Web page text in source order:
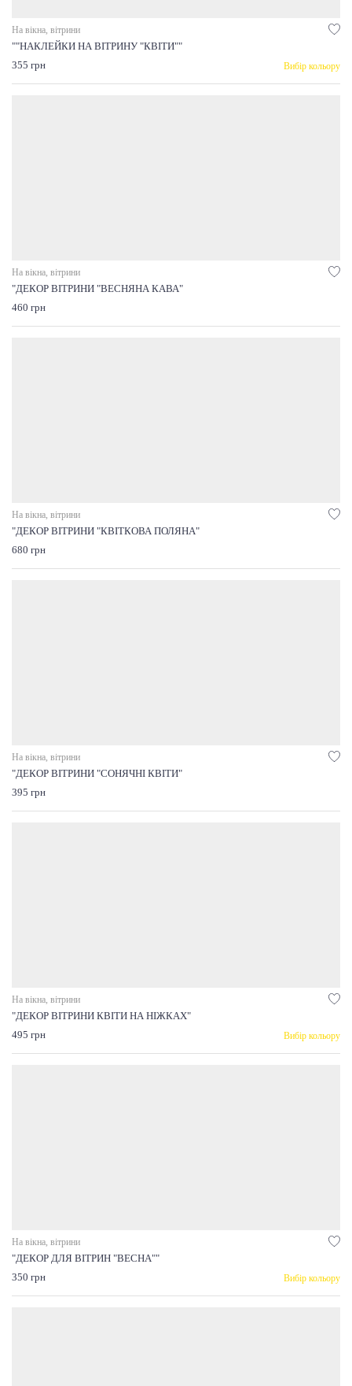
На вікна, вітрини
""НАКЛЕЙКИ НА ВІТРИНУ "КВІТИ""
355 грн
Вибір кольору
На вікна, вітрини
"ДЕКОР ВІТРИНИ "ВЕСНЯНА КАВА"
460 грн
На вікна, вітрини
"ДЕКОР ВІТРИНИ "КВІТКОВА ПОЛЯНА"
680 грн
На вікна, вітрини
"ДЕКОР ВІТРИНИ "СОНЯЧНІ КВІТИ"
395 грн
На вікна, вітрини
"ДЕКОР ВІТРИНИ КВІТИ НА НІЖКАХ"
495 грн
Вибір кольору
На вікна, вітрини
"ДЕКОР ДЛЯ ВІТРИН "ВЕСНА""
350 грн
Вибір кольору